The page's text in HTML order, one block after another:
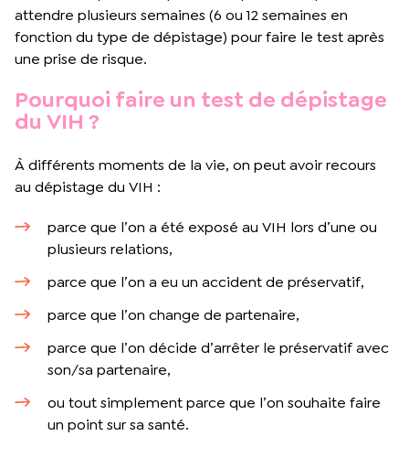
attendre plusieurs semaines (6 ou 12 semaines en
fonction du type de dépistage) pour faire le test après
une prise de risque.
Pourquoi faire un test de dépistage
du VIH ?
À différents moments de la vie, on peut avoir recours
au dépistage du VIH :
parce que l’on a été exposé au VIH lors d’une ou
plusieurs relations,
parce que l’on a eu un accident de préservatif,
parce que l’on change de partenaire,
parce que l’on décide d’arrêter le préservatif avec
son/sa partenaire,
ou tout simplement parce que l’on souhaite faire
un point sur sa santé.